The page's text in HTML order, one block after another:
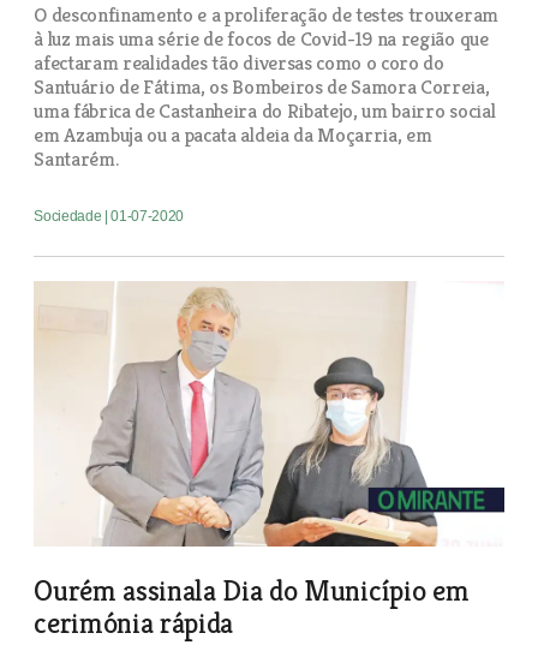
O desconfinamento e a proliferação de testes trouxeram
à luz mais uma série de focos de Covid-19 na região que
afectaram realidades tão diversas como o coro do
Santuário de Fátima, os Bombeiros de Samora Correia,
uma fábrica de Castanheira do Ribatejo, um bairro social
em Azambuja ou a pacata aldeia da Moçarria, em
Santarém.
Sociedade | 01-07-2020
Ourém assinala Dia do Município em
cerimónia rápida